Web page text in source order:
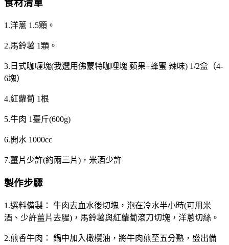
食材清單
1.洋蔥 1.5顆。
2.馬鈴薯 1顆。
3.日式咖喱塊(我選用佛蒙特咖哩塊 蘋果+蜂蜜 辣味) 1/2盒（4-
6塊）
4.紅蘿蔔 1根
5.牛肉 1臺斤(600g)
6.開水 1000cc
7.薑片少許(約兩三片)，米酒少許
製作步驟
1.選料備製： 牛肉去血水後切塊，泡在冷水半小時(可用米
酒、少許薑片去腥)，馬鈴薯與紅蘿蔔滾刀切塊，洋蔥切絲。
2.煎香牛肉： 鍋中加入橄欖油，將牛肉煎至五分熟，盛出備